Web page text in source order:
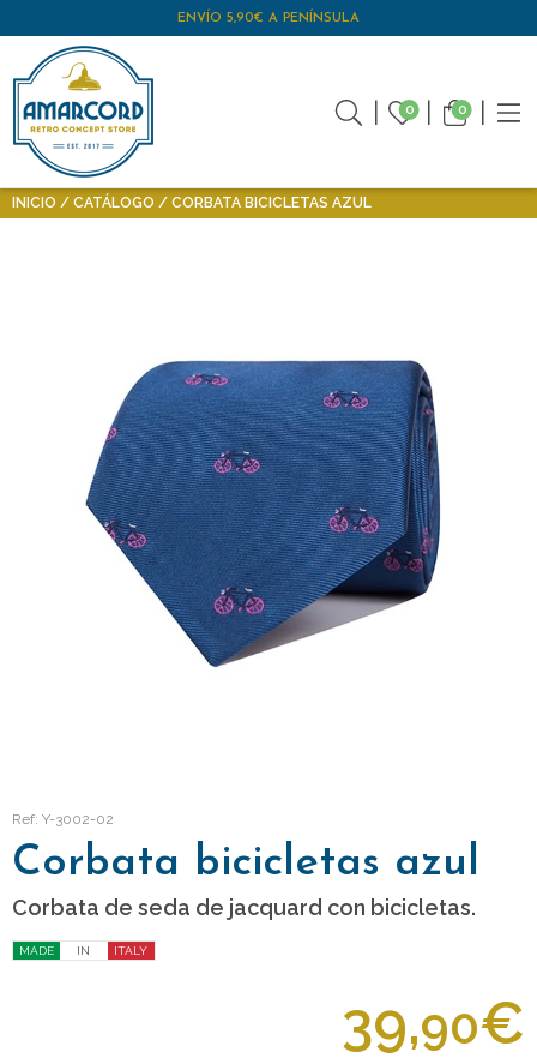
ENVÍO 5,90€ A PENÍNSULA
0 0
INICIO CATÁLOGO CORBATA BICICLETAS AZUL
Ref: Y-3002-02
Corbata bicicletas azul
Corbata de seda de jacquard con bicicletas.
MADE IN ITALY
39,90€